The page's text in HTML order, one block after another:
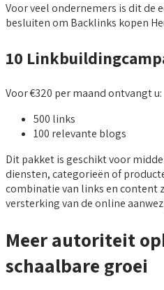
Voor veel ondernemers is dit de
besluiten om Backlinks kopen
10
Voor €320 per maand ontvangt u:
500 links
100 relevante blogs
Dit pakket is geschikt voor
diensten, categorieën of
combinatie van links en content
versterking van de online
Meer autoriteit
schaalbare groei